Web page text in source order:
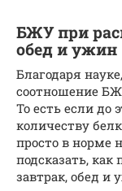
БЖУ при
обед и ужин
Благодаря
соотношение
То есть если до
количеству
просто в норме
подсказать, как
завтрак, обед и